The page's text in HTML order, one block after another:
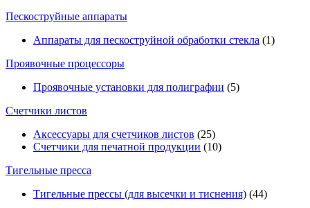
Пескоструйные аппараты
Аппараты для пескоструйной обработки стекла (1)
Проявочные процессоры
Проявочные установки для полиграфии (5)
Счетчики листов
Аксессуары для счетчиков листов (25)
Счетчики для печатной продукции (10)
Тигельные пресса
Тигельные прессы (для высечки и тиснения) (44)